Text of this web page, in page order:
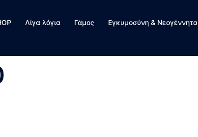
Λίγα λόγια Γάμος Εγκυμοσύνη & Νεογέννητα